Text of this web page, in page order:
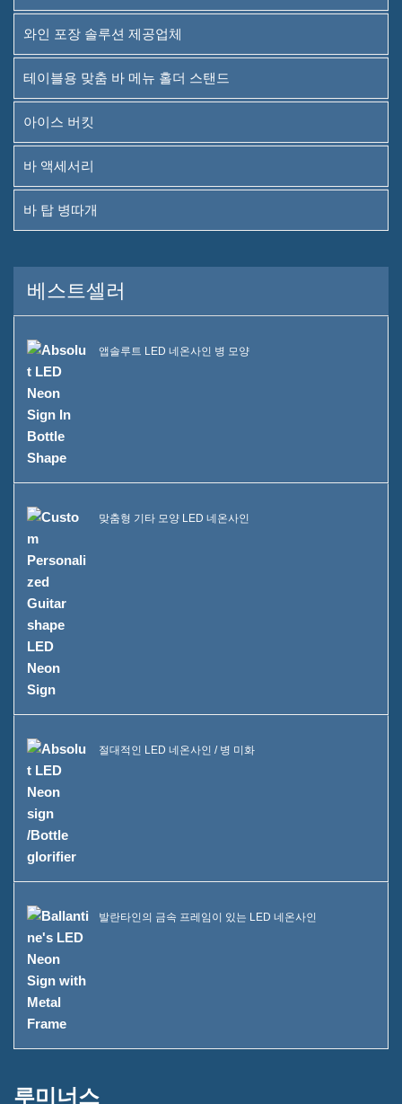
아이스 버킷
바 액세서리
소개
우리가 누구인가
운용
지속 가능성
우리 팀
카탈로그
사건
케이스 E LED 스퀘어 아이스
버킷
케이스 D X 모양 레진 디스플
레이
케이스 C 롤링 아이스 쿨러
케이스 B LED 아이스 버킷
케이스 A 주류 병 진열대
뉴스
문의해 주세요
와인 포장 솔루션 제공업체
테이블용 맞춤 바 메뉴 홀더 스탠드
아이스 버킷
바 액세서리
바 탑 병따개
베스트셀러
앱솔루트 LED 네온사인 병 모양
맞춤형 기타 모양 LED 네온사인
절대적인 LED 네온사인 / 병 미화
발란타인의 금속 프레임이 있는 LED 네온사인
루미너스